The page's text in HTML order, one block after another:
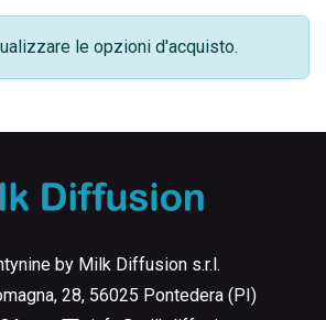
le opzioni d'acquisto.
by Milk Diffusion s.r.l.
28, 56025 Pontedera (PI)